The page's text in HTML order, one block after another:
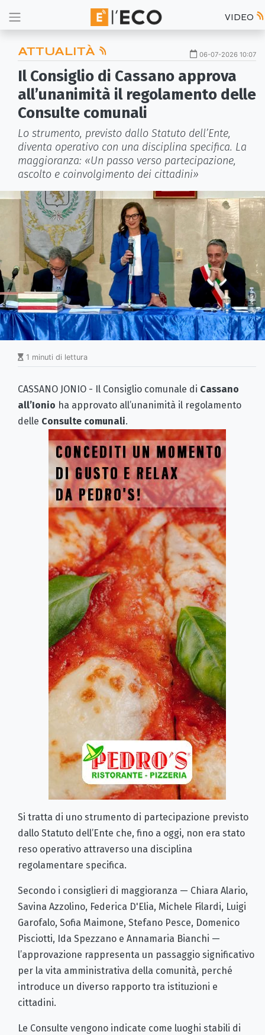
VIDEO
ATTUALITÀ 06-07-2026 10:07
Il Consiglio di Cassano approva
all’unanimità il regolamento delle
Consulte comunali
Lo strumento, previsto dallo Statuto dell’Ente,
diventa operativo con una disciplina specifica. La
maggioranza: «Un passo verso partecipazione,
ascolto e coinvolgimento dei cittadini»
1 minuti di lettura
CASSANO JONIO - Il Consiglio comunale di Cassano
all’Ionio ha approvato all’unanimità il regolamento
delle Consulte comunali.
Si tratta di uno strumento di partecipazione previsto
dallo Statuto dell’Ente che, fino a oggi, non era stato
reso operativo attraverso una disciplina
regolamentare specifica.
Secondo i consiglieri di maggioranza — Chiara Alario,
Savina Azzolino, Federica D'Elia, Michele Filardi, Luigi
Garofalo, Sofia Maimone, Stefano Pesce, Domenico
Pisciotti, Ida Spezzano e Annamaria Bianchi —
l’approvazione rappresenta un passaggio significativo
per la vita amministrativa della comunità, perché
introduce un diverso rapporto tra istituzioni e
cittadini.
Le Consulte vengono indicate come luoghi stabili di